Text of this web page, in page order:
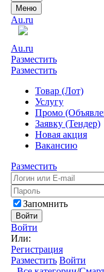
Меню
Au.ru
Au.ru
Разместить
Разместить
Товар (Лот)
Услугу
Промо
Заявку (Тендер)
Новая акция
Вакансию
Разместить
Запомнить
Войти
Войти
Или:
Регистрация
Разместить Войти